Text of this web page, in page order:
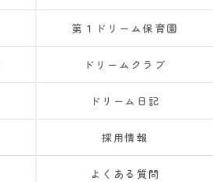
第１ドリーム保育園
ドリームクラブ
ドリーム日記
採用情報
よくある質問